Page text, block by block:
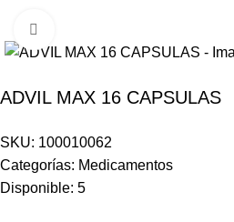
ADVIL MAX 16 CAPSULAS
SKU: 100010062
Categorías: Medicamentos
Disponible: 5